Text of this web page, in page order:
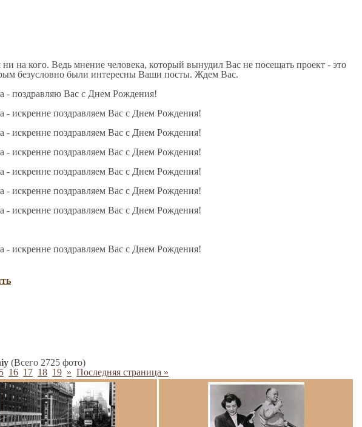
на кого. Ведь мнение человека, который вынудил Вас не посещать проект - это
безусловно были интересны Ваши посты. Ждем Вас.
- поздравляю Вас с Днем Рождения!
искренне поздравляем Вас с Днем Рождения!
искренне поздравляем Вас с Днем Рождения!
искренне поздравляем Вас с Днем Рождения!
искренне поздравляем Вас с Днем Рождения!
искренне поздравляем Вас с Днем Рождения!
искренне поздравляем Вас с Днем Рождения!
искренне поздравляем Вас с Днем Рождения!
(Всего 2725 фото)
16 17 18 19 » Последняя страница »